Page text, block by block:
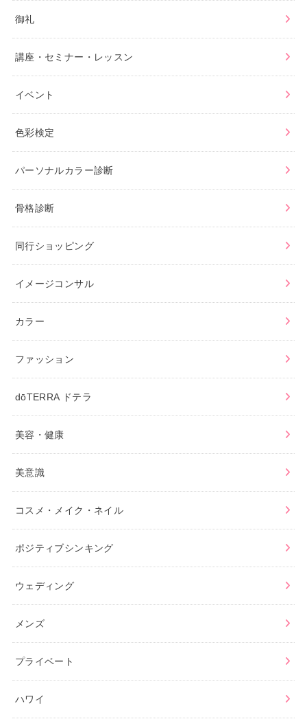
御礼
講座・セミナー・レッスン
イベント
色彩検定
パーソナルカラー診断
骨格診断
同行ショッピング
イメージコンサル
カラー
ファッション
dōTERRA ドテラ
美容・健康
美意識
コスメ・メイク・ネイル
ポジティブシンキング
ウェディング
メンズ
プライベート
ハワイ